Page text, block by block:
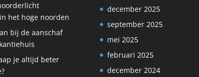
het hoge noorden
bij de aanschaf
je altijd beter
december 2025
september 2025
mei 2025
februari 2025
december 2024